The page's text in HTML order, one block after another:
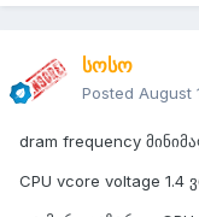
სოსო
Posted August
dram frequency
CPU vcore voltage 1.4